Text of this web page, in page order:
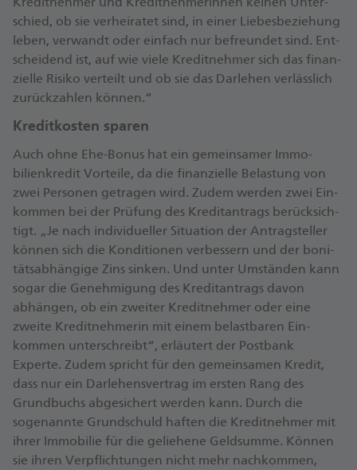
schied, ob sie ver­hei­ra­tet sind, in einer Liebes­be­ziehung
leben, ver­wandt oder ein­fach nur be­freun­det sind. Ent­
schei­dend ist, auf wie viele Kredit­nehmer sich das finan­
zielle Risi­ko ver­teilt und ob sie das Dar­lehen ver­lässlich
zurück­zahlen können.“
Kreditkosten sparen
Auch ohne Ehe-Bonus hat ein ge­mein­samer Immo­
bilien­kredit Vorteile, da die finan­zielle Be­las­tung von
zwei Per­sonen ge­tragen wird. Zudem werden zwei Ein­
kom­men bei der Prüfung des Kredit­antrags be­rück­sich­
tigt. „Je nach indi­vi­dueller Situation der Antrag­steller
können sich die Kon­di­tionen ver­bessern und der boni­
täts­ab­hängige Zins sinken. Und unter Um­ständen kann
sogar die Ge­nehmi­gung des Kredit­antrags davon
abhängen, ob ein zweiter Kredit­nehmer oder eine
zweite Kredit­nehmerin mit einem belast­baren Ein­
kommen unter­schreibt“, erläutert der Postbank
Experte. Zudem spricht für den gemein­samen Kredit,
dass nur ein Dar­lehens­vertrag im ersten Rang des
Grund­buchs ab­gesichert werden kann. Durch die
sogenannte Grund­schuld haften die Kredit­nehmer mit
ihrer Immo­bilie für die geliehene Geld­summe. Können
sie ihren Ver­pflich­tungen nicht mehr nach­kommen,